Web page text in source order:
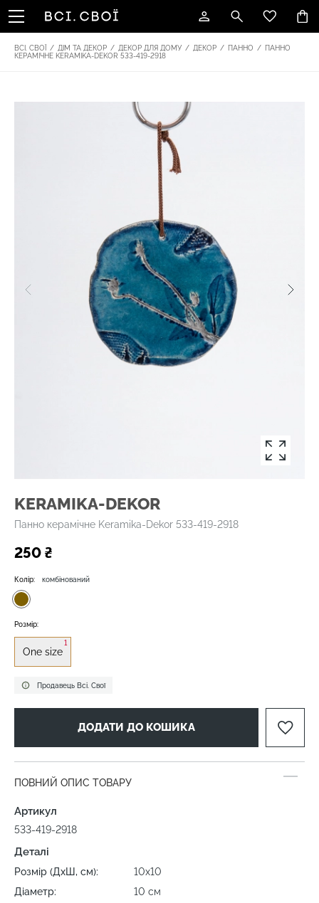
ВСІ. СВОЇ / ДІМ ТА ДЕКОР / ДЕКОР ДЛЯ ДОМУ / ДЕКОР / ПАННО / ПАННО
КЕРАМІЧНЕ KERAMIKA-DEKOR 533-419-2918
KERAMIKA-DEKOR
Панно керамічне Keramika-Dekor 533-419-2918
250 ₴
Продавець Всі. Свої
Колір: комбінований
Розмір:
One size
1
ДОДАТИ ДО КОШИКА
ПОВНИЙ ОПИС ТОВАРУ
Артикул
533-419-2918
Деталі
Розмір (ДхШ, см):
10х10
Діаметр:
10 см